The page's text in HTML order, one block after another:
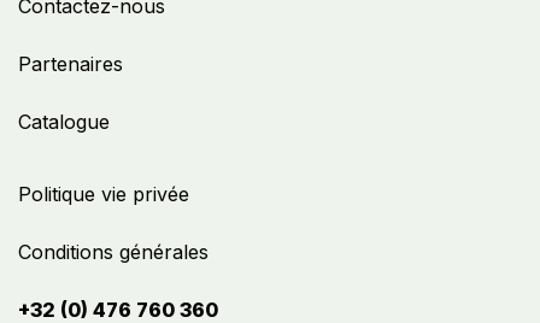
Politique vie privée
Conditions générales
+32 (0) 476 760 360
Contactez-nous
Partenaires
Catalogue